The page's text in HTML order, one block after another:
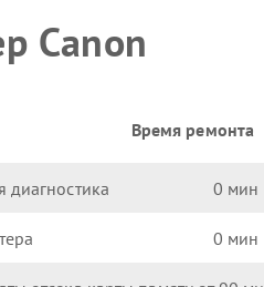
Canon
Время ремонта
диагностика 0
0